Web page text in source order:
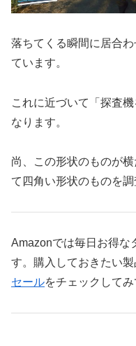
落ちてくる瞬間に居合
ています。
これに近づいて「探査
なります。
尚、この形状のものが
て四角い形状のものを
Amazonでは毎日お得な
す。購入しておきたい
セールをチェックしてみ